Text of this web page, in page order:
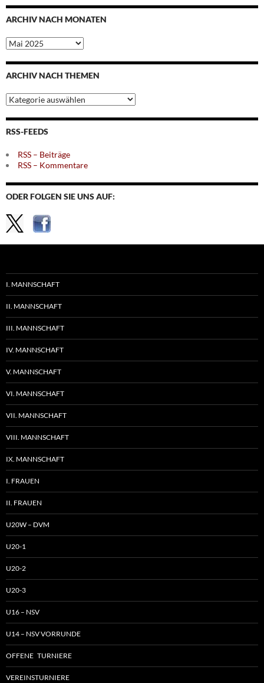
ARCHIV NACH MONATEN
Archiv
nach
Monaten
ARCHIV NACH THEMEN
Archiv
nach
Themen
RSS-FEEDS
RSS – Beiträge
RSS – Kommentare
ODER FOLGEN SIE UNS AUF:
I. MANNSCHAFT
II. MANNSCHAFT
III. MANNSCHAFT
IV. MANNSCHAFT
V. MANNSCHAFT
VI. MANNSCHAFT
VII. MANNSCHAFT
VIII. MANNSCHAFT
IX. MANNSCHAFT
I. FRAUEN
II. FRAUEN
U20W – DVM
U20-1
U20-2
U20-3
U16 – NSV
U14 – NSV VORRUNDE
OFFENE TURNIERE
VEREINSTURNIERE